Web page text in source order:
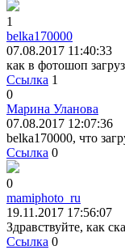
belka170000
07.08.2017 11:40:33
как в фотошоп
Ссылка 1
Марина Уланова
07.08.2017 12:07:36
belka170000, что
Ссылка 0
mamiphoto_ru
19.11.2017 17:56:07
Здравствуйте, как
Ссылка 0